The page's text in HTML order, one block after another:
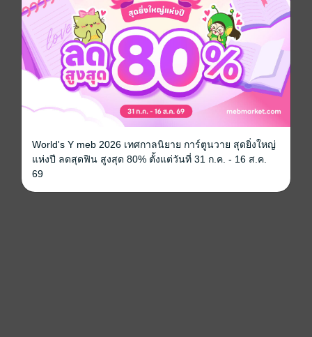
World's Y meb 2026 เทศกาลนิยาย การ์ตูนวาย สุดยิ่งใหญ่
แห่งปี ลดสุดฟิน สูงสุด 80% ตั้งแต่วันที่ 31 ก.ค. - 16 ส.ค.
69